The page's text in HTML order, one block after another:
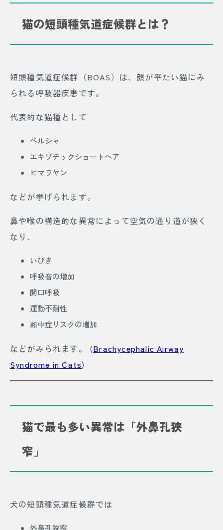
猫の短頭種気道症候群とは？
短頭種気道症候群（BOAS）は、顔が平たい猫にみ
られる呼吸器疾患です。
代表的な猫種として
ペルシャ
エキゾチックショートヘア
ヒマラヤン
などが挙げられます。
鼻や喉の構造的な異常によって空気の通り道が狭く
なり、
いびき
呼吸音の増加
開口呼吸
運動不耐性
熱中症リスクの増加
などがみられます。 (Brachycephalic Airway
Syndrome in Cats)
猫で最も多い異常は「外鼻孔狭
窄」
犬の短頭種気道症候群では
外鼻孔狭窄